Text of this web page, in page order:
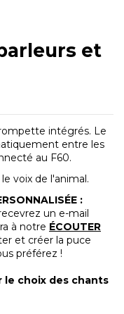
et
intégrés. Le
entre les
au F60.
voix de l'animal.
:
un e-mail
à notre ÉCOUTER
et créer la puce
préférez !
le choix des chants